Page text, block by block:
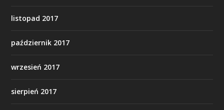
listopad 2017
październik 2017
wrzesień 2017
sierpień 2017